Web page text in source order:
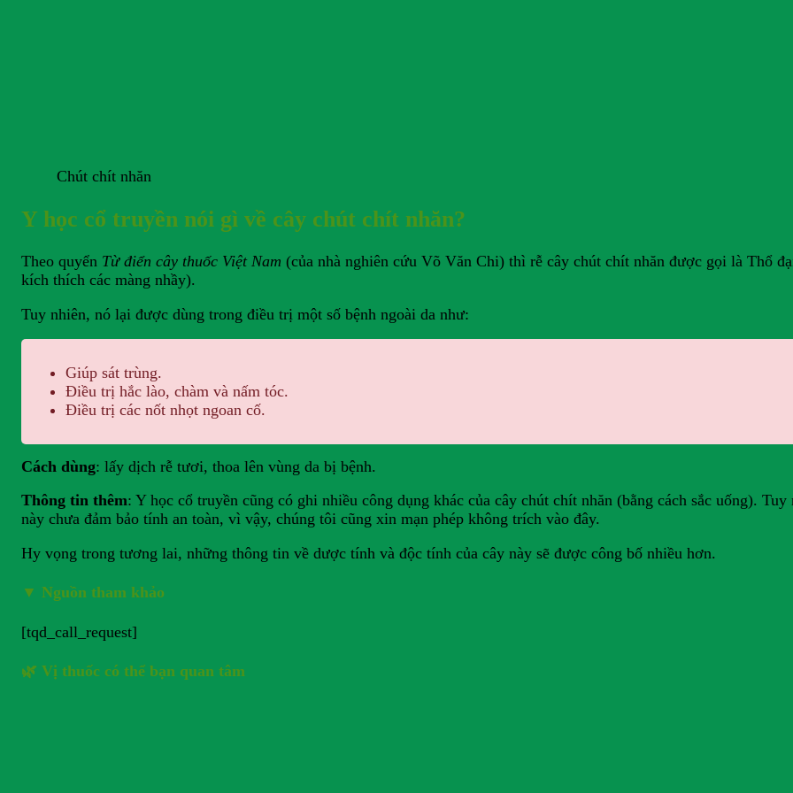
Chút chít nhăn
Y học cổ truyền nói gì về cây chút chít nhăn?
Theo quyển Từ điển cây thuốc Việt Nam (của nhà nghiên cứu Võ Văn Chi) thì rễ cây chút chít nhăn được gọi là Thổ
kích thích các màng nhầy).
Tuy nhiên, nó lại được dùng trong điều trị một số bệnh ngoài da như:
Giúp sát trùng.
Điều trị hắc lào, chàm và nấm tóc.
Điều trị các nốt nhọt ngoan cố.
Cách dùng: lấy dịch rễ tươi, thoa lên vùng da bị bệnh.
Thông tin thêm: Y học cổ truyền cũng có ghi nhiều công dụng khác của cây chút chít nhăn (bằng cách sắc uống).
này chưa đảm bảo tính an toàn, vì vậy, chúng tôi cũng xin mạn phép không trích vào đây.
Hy vọng trong tương lai, những thông tin về dược tính và độc tính của cây này sẽ được công bố nhiều hơn.
▼ Nguồn tham khảo
[tqd_call_request]
🌿 Vị thuốc có thể bạn quan tâm